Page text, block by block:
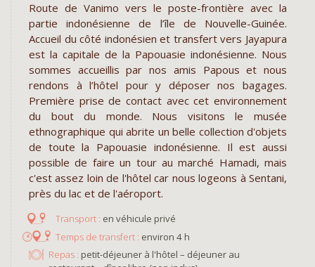
Route de Vanimo vers le poste-frontière avec la
partie indonésienne de l’île de Nouvelle-Guinée.
Accueil du côté indonésien et transfert vers Jayapura
est la capitale de la Papouasie indonésienne. Nous
sommes accueillis par nos amis Papous et nous
rendons à l’hôtel pour y déposer nos bagages.
Première prise de contact avec cet environnement
du bout du monde. Nous visitons le musée
ethnographique qui abrite un belle collection d'objets
de toute la Papouasie indonésienne. Il est aussi
possible de faire un tour au marché Hamadi, mais
c'est assez loin de l'hôtel car nous logeons à Sentani,
près du lac et de l'aéroport.
en véhicule privé
environ 4 h
Repas : petit-déjeuner à l'hôtel – déjeuner au